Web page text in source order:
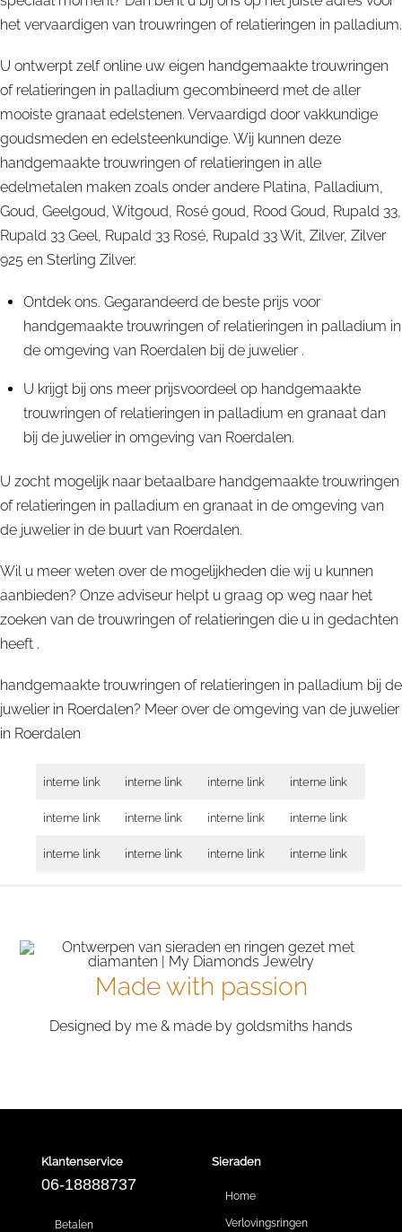
het vervaardigen van trouwringen of relatieringen in palladium.
U ontwerpt zelf online uw eigen handgemaakte trouwringen
of relatieringen in palladium gecombineerd met de aller
mooiste granaat edelstenen. Vervaardigd door vakkundige
goudsmeden en edelsteenkundige. Wij kunnen deze
handgemaakte trouwringen of relatieringen in alle
edelmetalen maken zoals onder andere Platina, Palladium,
Goud, Geelgoud, Witgoud, Rosé goud, Rood Goud, Rupald 33,
Rupald 33 Geel, Rupald 33 Rosé, Rupald 33 Wit, Zilver, Zilver
925 en Sterling Zilver.
Ontdek ons. Gegarandeerd de beste prijs voor
handgemaakte trouwringen of relatieringen in palladium in
de omgeving van Roerdalen bij de juwelier .
U krijgt bij ons meer prijsvoordeel op handgemaakte
trouwringen of relatieringen in palladium en granaat dan
bij de juwelier in omgeving van Roerdalen.
U zocht mogelijk naar betaalbare handgemaakte trouwringen
of relatieringen in palladium en granaat in de omgeving van
de juwelier in de buurt van Roerdalen.
Wil u meer weten over de mogelijkheden die wij u kunnen
aanbieden? Onze adviseur helpt u graag op weg naar het
zoeken van de trouwringen of relatieringen die u in gedachten
heeft .
handgemaakte trouwringen of relatieringen in palladium bij de
juwelier in Roerdalen? Meer over de omgeving van de juwelier
in Roerdalen
interne link interne link interne link interne link
interne link interne link interne link interne link
interne link interne link interne link interne link
Made with passion
Designed by me & made by goldsmiths hands
Klantenservice
06-18888737
Betalen
Sieraden
Home
Verlovingsringen